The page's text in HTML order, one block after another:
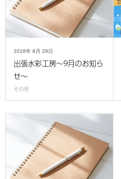
2018年 8月 29日
出張水彩工房～9月のお知ら
せ～
その他